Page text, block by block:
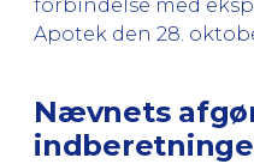
forbindelse med
Apotek den 28.
Nævnets